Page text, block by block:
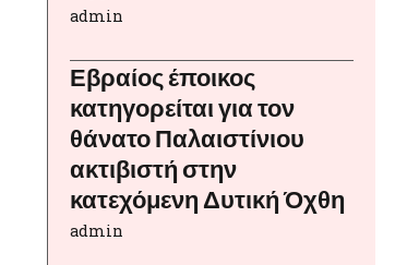
admin
Εβραίος έποικος
κατηγορείται για τον
θάνατο Παλαιστίνιου
ακτιβιστή στην
κατεχόμενη Δυτική Όχθη
admin